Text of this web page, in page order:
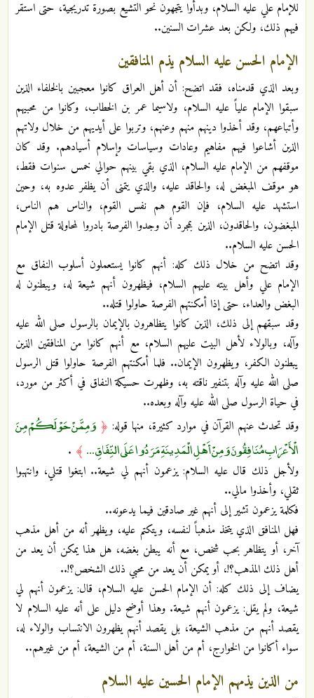
للإمام علي عليه السلام، وبدأوا يتجهون نحو التشيع بصورة تدريجية، حتى استقر
فيهم ذلك، ولكن بعد عشرات السنين..
الإمام الحسن عليه السلام يذم المنافقين
وبعد الذي قدمناه، فقد اتضح: أن أهل العراق كانوا معجبين بالخلفاء الذين
سبقوا الإمام علياً عليه السلام، ولاسيما عمر بن الخطاب، وكانوا من محبيهم
وأتباعهم، وقد أخذوا دينهم منهم وعنهم، وتربوا على أيديهم من خلال ولاتهم
الذين أشاعوا فيهم مفاهيم وعادات وسياسات وإسلام أسيادهم. وقد كان
موقفهم من الإمام عليه السلام، الذي بقي بينهم حوالي خمس سنوات فقط،
هو موقف المبغض له، والحاقد عليه، والذي يتمنى أن يظفر عدوه به، وحين
استشهد عليه السلام، فإن القوم هم نفس القوم، والناس هم الناس،
المبغضون، والحاقدون، الذين بمجرد أن وجدوا الفرصة بادروا لمحاولة قتل الإمام
الحسن عليه السلام..
وقد اتضح من خلال ذلك كله: أنهم كانوا يستعملون أسلوب النفاق مع
الإمام علي وأهل بيته عليهم السلام، فيظهرون أنهم شيعة له، ويبطنون له
البغض والعداء، حتى إذا أمكنتهم الفرصة حاولوا قتله..
وقد سبقهم إلى ذلك، الذين كانوا يتظاهرون بالإيمان بالرسول صلى الله عليه
وآله، وبالولاء لأهل البيت عليهم السلام، مع أنهم كانوا من المنافقين الذين
يبطنون الكفر، ويظهرون الإيمان.. فلما أمكنتهم الفرصة حاولوا قتل الرسول
صلى الله عليه وآله بتنفير ناقته به، وظهرت حسيكة النفاق في أكثر من مورد،
في حياة الرسول صلى الله عليه وآله وبعده..
وقد تحدث عنهم القرآن في موارد كثيرة، منها قوله: ﴿ وَمِمَّنْ حَوْلَكُمْ مِنَ
الْأَعْرَابِ مُنَافِقُونَ وَمِنْ أَهْلِ الْمَدِينَةِ مَرَدُوا عَلَى النِّفَاقِ ... ﴾ .
ولأجل ذلك قال عليه السلام: يزعمون أنهم لي شيعة.. ابتغوا قتلي، وانتهبوا
ثقلي، وأخذوا مالي..
فكلمة يزعمون تشير إلى أنهم غير صادقين فيما يدعونه..
فهل المنافق الذي يتخذ مذهباً لنفسه، ويتكتم عليه، ويظهر أنه من أهل مذهب
آخر، أو يتظاهر بحب شخص، مع أنه يبطن بغضه، هل هذا يمكن أن يعد من
أهل ذلك المذهب؟!، أو يمكن أن يعد من محبي ذلك الشخص؟!..
يضاف إلى ذلك كله: أن الإمام الحسن عليه السلام، قال: يزعمون أنهم لي
شيعة، ولم يقل: يزعمون أنهم شيعة. وهذا أوضح دليل على أنه عليه السلام لا
يقصد أنهم من مذهب الشيعة، بل يقصد أنهم يظهرون الانتساب والولاء له،
سواء أكانوا من الخوارج، أم من أهل السنة، أم من الشيعة، أم من غيرهم..
من الذين يذمهم الإمام الحسين عليه السلام